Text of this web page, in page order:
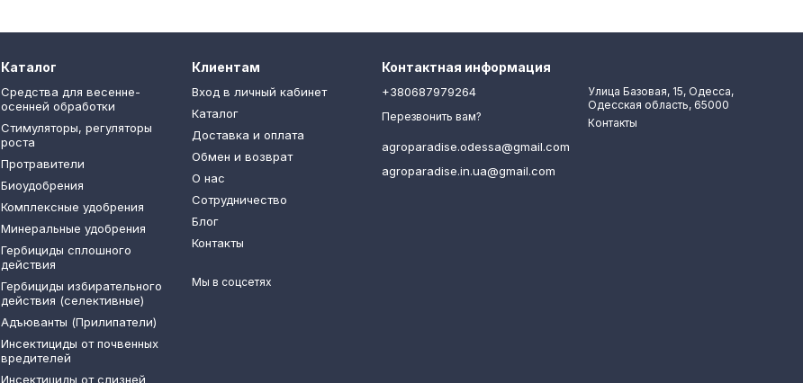
Каталог
Средства для весенне-
осенней обработки
Стимуляторы, регуляторы
роста
Протравители
Биоудобрения
Комплексные удобрения
Минеральные удобрения
Гербициды сплошного
действия
Гербициды избирательного
действия (селективные)
Адъюванты (Прилипатели)
Инсектициды от почвенных
вредителей
Инсектициды от слизней
Клиентам
Вход в личный кабинет
Каталог
Доставка и оплата
Обмен и возврат
О нас
Сотрудничество
Блог
Контакты
Мы в соцсетях
Контактная информация
+380687979264
Перезвонить вам?
agroparadise.odessa@gmail.com
agroparadise.in.ua@gmail.com
Улица Базовая, 15, Одесса,
Одесская область, 65000
Контакты